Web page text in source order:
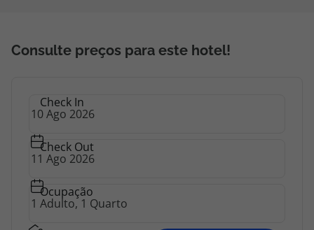
Consulte preços para este hotel!
Check In
Check Out
Ocupação